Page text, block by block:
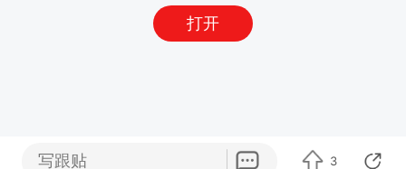
打开
写跟贴 3